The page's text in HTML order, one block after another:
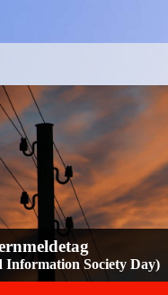
Information Society Day)